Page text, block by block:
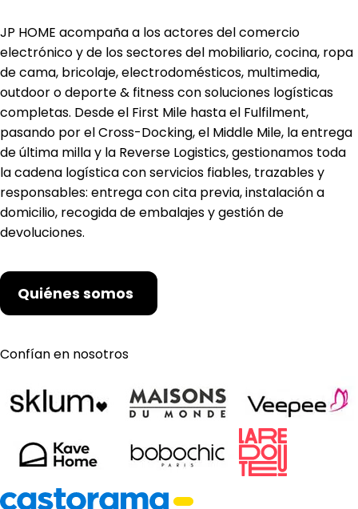
JP HOME acompaña a los actores del comercio
electrónico y de los sectores del mobiliario, cocina, ropa
de cama, bricolaje, electrodomésticos, multimedia,
outdoor o deporte & fitness con soluciones logísticas
completas. Desde el First Mile hasta el Fulfilment,
pasando por el Cross-Docking, el Middle Mile, la entrega
de última milla y la Reverse Logistics, gestionamos toda
la cadena logística con servicios fiables, trazables y
responsables: entrega con cita previa, instalación a
domicilio, recogida de embalajes y gestión de
devoluciones.
Quiénes somos
Confían en nosotros